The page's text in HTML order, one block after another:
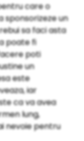
care o
sponsorizeze un
sa faci asta
poate fi
poti
un
este
iar
ca va avea
lung,
nevoie pentru